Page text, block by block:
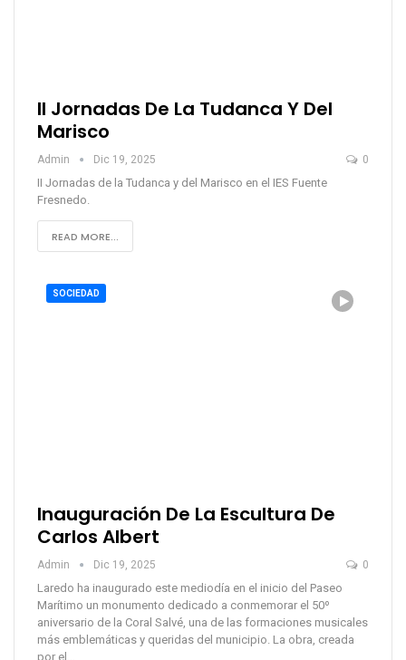
II Jornadas De La Tudanca Y Del
Marisco
Admin Dic 19, 2025 0
II Jornadas de la Tudanca y del Marisco en el IES Fuente
Fresnedo.
READ MORE...
SOCIEDAD
Inauguración De La Escultura De
Carlos Albert
Admin Dic 19, 2025 0
Laredo ha inaugurado este mediodía en el inicio del Paseo
Marítimo un monumento dedicado a conmemorar el 50º
aniversario de la Coral Salvé, una de las formaciones musicales
más emblemáticas y queridas del municipio. La obra, creada
por el…